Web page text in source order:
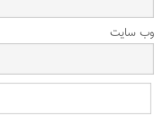
وب‌ سایت